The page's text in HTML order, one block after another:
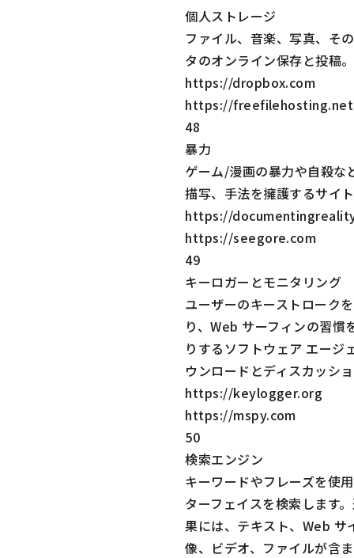
個人ストレージ
ファイル、音楽、写真、そ
タのオンライン保存と投稿。
https://dropbox.com
https://freefilehosting.net
48
暴力
ゲーム/漫画の暴力や自殺な
描写、手法を擁護するサイ
https://
https://seegore.com
49
キーロガーとモニタリング
ユーザーのキーストローク
り、Web サーフィンの習慣
りするソフトウェア エージ
ウンロードとディスカッシ
https://keylogger.org
https://mspy.com
50
検索エンジン
キーワードやフレーズを使
ターフェイスを検索します
果には、テキスト、Web サ
像、ビデオ、ファイルが含